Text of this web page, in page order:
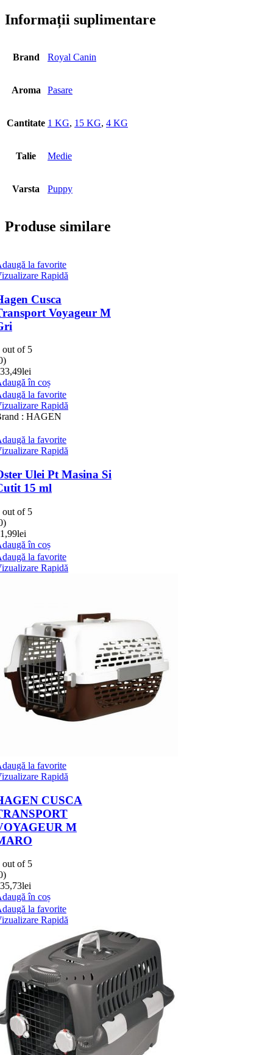
Informații suplimentare
Brand Royal Canin
Aroma Pasare
Cantitate 1 KG, 15 KG, 4 KG
Talie Medie
Varsta Puppy
Produse similare
M
Si